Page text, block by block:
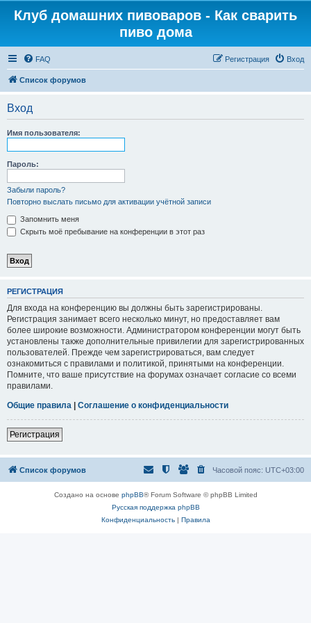
Клуб домашних пивоваров - Как cварить
пиво дома
FAQ Вход
Регистрация
Список форумов
Вход
Имя пользователя:
Пароль:
Забыли пароль?
Повторно выслать письмо для активации учётной записи
Запомнить меня
Скрыть моё пребывание на конференции в этот раз
РЕГИСТРАЦИЯ
Для входа на конференцию вы должны быть зарегистрированы.
Регистрация занимает всего несколько минут, но предоставляет вам
более широкие возможности. Администратором конференции могут быть
установлены также дополнительные привилегии для зарегистрированных
пользователей. Прежде чем зарегистрироваться, вам следует
ознакомиться с правилами и политикой, принятыми на конференции.
Помните, что ваше присутствие на форумах означает согласие со всеми
правилами.
Общие правила | Соглашение о конфиденциальности
Регистрация
Список форумов Часовой пояс: UTC+03:00
Создано на основе phpBB® Forum Software © phpBB Limited
Русская поддержка phpBB
Конфиденциальность| Правила